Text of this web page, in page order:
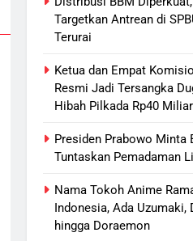
Targetkan Antrean di
Terurai
Ketua dan Empat
Resmi Jadi Tersangka
Hibah Pilkada Rp40 Miliar
Presiden Prabowo Minta
Tuntaskan Pemadaman
Nama Tokoh Anime
Indonesia, Ada Uzumaki,
hingga Doraemon
Palangka
Dibakar
HUKUM DAN
Mantan
Keluhkan
Distribusi